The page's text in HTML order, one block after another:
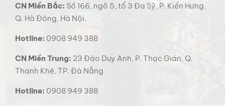
CN Miền Bắc: Số 166, ngõ 5, tổ 3 Đa Sỹ, P. Kiến Hưng,
Q. Hà Đông, Hà Nội.
Hotline: 0908 949 388
CN Miền Trung: 23 Đào Duy Anh, P. Thạc Gián, Q.
Thanh Khê, TP. Đà Nẵng
Hotline: 0908 949 388